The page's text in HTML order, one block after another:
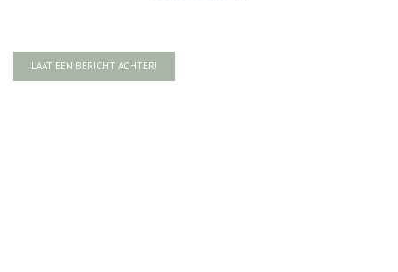
LAAT EEN BERICHT ACHTER!